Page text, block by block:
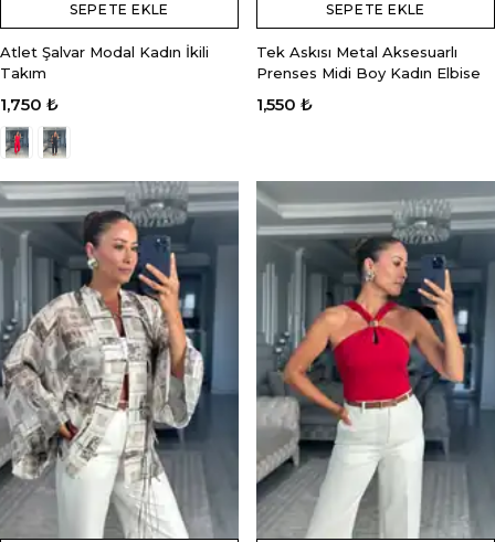
SEPETE EKLE
Atlet Şalvar Modal Kadın İkili
Takım
1,750 ₺
SEPETE EKLE
Tek Askısı Metal Aksesuarlı
Prenses Midi Boy Kadın Elbise
1,550 ₺